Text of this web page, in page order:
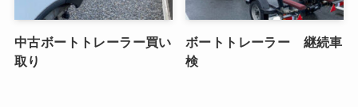
中古ボートトレーラー買い
取り
ボートトレーラー 継続車
検